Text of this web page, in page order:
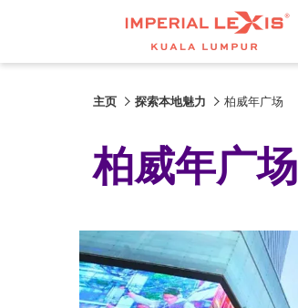
主页 探索本地魅力 柏威年广场
柏威年广场